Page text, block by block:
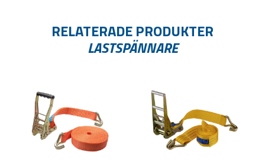
RELATERADE PRODUKTER
LASTSPÄNNARE